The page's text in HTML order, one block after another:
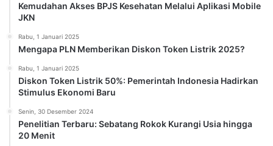
Kemudahan Akses BPJS Kesehatan Melalui Aplikasi Mobile
JKN
Rabu, 1 Januari 2025
Mengapa PLN Memberikan Diskon Token Listrik 2025?
Rabu, 1 Januari 2025
Diskon Token Listrik 50%: Pemerintah Indonesia Hadirkan
Stimulus Ekonomi Baru
Senin, 30 Desember 2024
Penelitian Terbaru: Sebatang Rokok Kurangi Usia hingga
20 Menit